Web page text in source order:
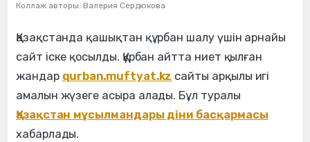
Коллаж авторы: Валерия Сердюкова
Қазақстанда қашықтан құрбан шалу үшін арнайы
сайт іске қосылды. Құрбан айтта ниет қылған
жандар qurban.muftyat.kz сайты арқылы игі
амалын жүзеге асыра алады. Бұл туралы
Қазақстан мұсылмандары діни басқармасы
хабарлады.